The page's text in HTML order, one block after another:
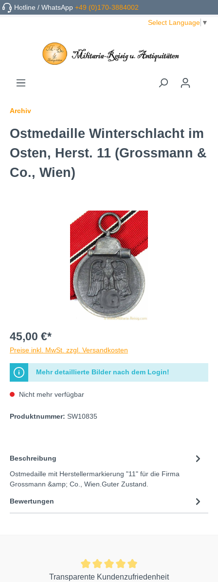
Hotline / WhatsApp+49 (0)170-3884002
Select Language ▼
Archiv
Ostmedaille Winterschlacht im
Osten, Herst. 11 (Grossmann &
Co., Wien)
45,00 €*
Preise inkl. MwSt. zzgl. Versandkosten
Mehr detaillierte Bilder nach dem Login!
Nicht mehr verfügbar
Produktnummer: SW10835
Beschreibung
Ostmedaille mit Herstellermarkierung "11" für die Firma
Grossmann &amp; Co., Wien.Guter Zustand.
Bewertungen
Transparente Kundenzufriedenheit